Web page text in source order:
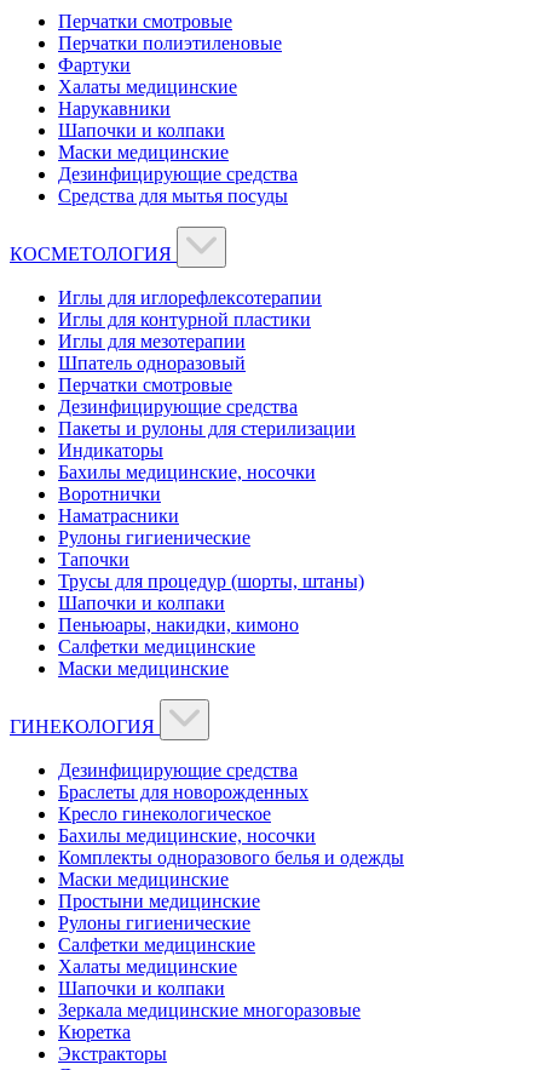
Перчатки смотровые
Перчатки полиэтиленовые
Фартуки
Халаты медицинские
Нарукавники
Шапочки и колпаки
Маски медицинские
Дезинфицирующие средства
Средства для мытья посуды
КОСМЕТОЛОГИЯ
Иглы для иглорефлексотерапии
Иглы для контурной пластики
Иглы для мезотерапии
Шпатель одноразовый
Перчатки смотровые
Дезинфицирующие средства
Пакеты и рулоны для стерилизации
Индикаторы
Бахилы медицинские, носочки
Воротнички
Наматрасники
Рулоны гигиенические
Тапочки
Трусы для процедур (шорты, штаны)
Шапочки и колпаки
Пеньюары, накидки, кимоно
Салфетки медицинские
Маски медицинские
ГИНЕКОЛОГИЯ
Дезинфицирующие средства
Браслеты для новорожденных
Кресло гинекологическое
Бахилы медицинские, носочки
Комплекты одноразового белья и одежды
Маски медицинские
Простыни медицинские
Рулоны гигиенические
Салфетки медицинские
Халаты медицинские
Шапочки и колпаки
Зеркала медицинские многоразовые
Кюретка
Экстракторы